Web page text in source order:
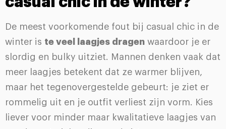
De meest voorkomende fout bij casual chic in de
winter is te veel laagjes dragen waardoor je er
slordig en bulky uitziet. Mannen denken vaak dat
meer laagjes betekent dat ze warmer blijven,
maar het tegenovergestelde gebeurt: je ziet er
rommelig uit en je outfit verliest zijn vorm. Kies
liever voor minder maar kwalitatieve laagjes van